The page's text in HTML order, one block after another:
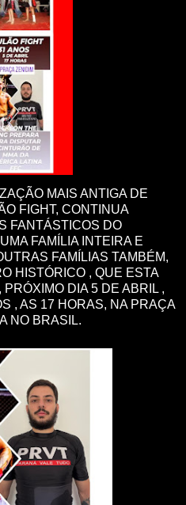
MAIS ANTIGA DE
FIGHT, CONTINUA
FANTÁSTICOS DO
FAMÍLIA INTEIRA E
FAMÍLIAS TAMBÉM,
HISTÓRICO , QUE ESTA
DIA 5 DE ABRIL ,
, AS 17 HORAS, NA PRAÇA
NO BRASIL.